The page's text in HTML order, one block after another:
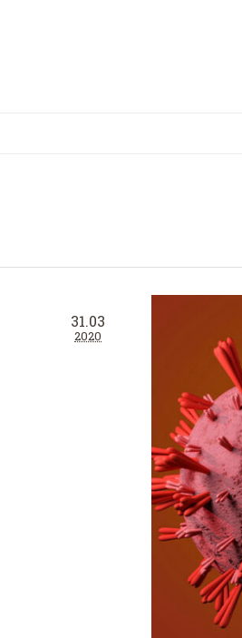
31.03
2020